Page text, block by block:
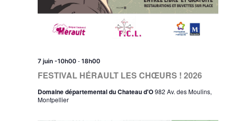
FESTIVAL HÉRAULT LES CHŒURS ! 2026
7 juin -10h00- 18h00
Domaine départemental du Chateau d'O982 Av. des Moulins,
Montpellier